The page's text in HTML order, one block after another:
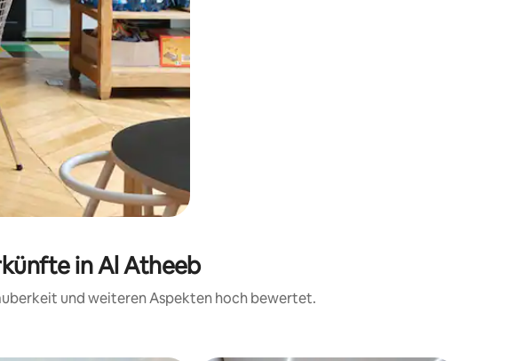
in Al Atheeb
und weiteren Aspekten hoch bewertet.